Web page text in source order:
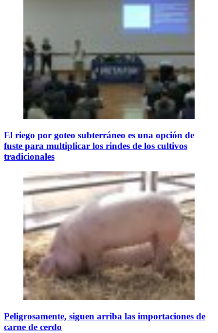
El riego por goteo subterráneo es una opción de
fuste para multiplicar los rindes de los cultivos
tradicionales
Peligrosamente, siguen arriba las importaciones de
carne de cerdo